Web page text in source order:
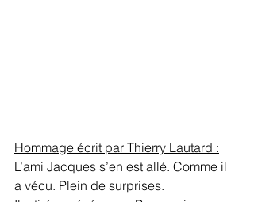
Hommage écrit par Thierry Lautard :
L’ami Jacques s’en est allé. Comme il
a vécu. Plein de surprises.